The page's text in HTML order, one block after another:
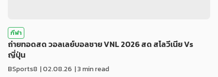
กีฬา
ถ่ายทอดสด วอลเลย์บอลชาย VNL 2026 สด สโลวีเนีย Vs
ญี่ปุ่น
BSports8 |02.08.26 | 3 min read